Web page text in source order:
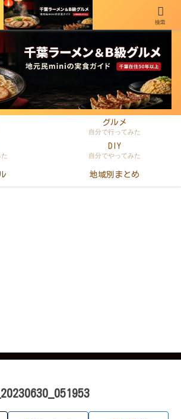
がラーメン・町中華・B級グルメを本音レビュー
グルメ
自分で行ってみた
DIY
自分でやってみた
地域別まとめ
検索